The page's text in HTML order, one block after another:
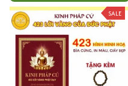
SALE